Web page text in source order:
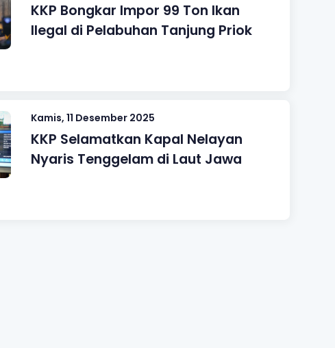
KKP Bongkar Impor 99 Ton Ikan
Ilegal di Pelabuhan Tanjung Priok
Kamis, 11 Desember 2025
KKP Selamatkan Kapal Nelayan
Nyaris Tenggelam di Laut Jawa